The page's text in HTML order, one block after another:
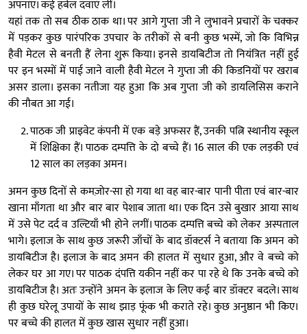
अपनाए। कई हर्बल दवाएं लीं।
यहां तक तो सब ठीक ठाक था। पर आगे गुप्ता जी ने लुभावने प्रचारों के चक्कर
में पड़कर कुछ पारंपरिक उपचार के तरीकों से बनी कुछ भस्में, जो कि विभिन्न
हैवी मेटल से बनती हैं लेना शुरू किया। इनसे डायबिटीज तो नियंत्रित नहीं हुई
पर इन भस्मों में पाई जाने वाली हैवी मेटल ने गुप्ता जी की किडनियों पर खराब
असर डाला। इसका नतीजा यह हुआ कि अब गुप्ता जी को डायलिसिस कराने
की नौबत आ गई।
पाठक जी प्राइवेट कंपनी में एक बड़े अफसर हैं, उनकी पत्नि स्थानीय स्कूल
में शिक्षिका हैं। पाठक दम्पत्ति के दो बच्चे हैं। 16 साल की एक लड़की एवं
12 साल का लड़का अमन।
अमन कुछ दिनों से कमज़ोर-सा हो गया था वह बार-बार पानी पीता एवं बार-बार
खाना माँगता था और बार बार पेशाब जाता था। एक दिन उसे बुखार आया साथ
में उसे पेट दर्द व उल्टियाँ भी होने लगीं। पाठक दम्पत्ति बच्चे को लेकर अस्पताल
भागे। इलाज के साथ कुछ जरूरी जाँचों के बाद डॉक्टर्स ने बताया कि अमन को
डायबिटीज है। इलाज के बाद अमन की हालत में सुधार हुआ, और वे बच्चे को
लेकर घर आ गए। पर पाठक दंपत्ति यकीन नहीं कर पा रहे थे कि उनके बच्चे को
डायबिटीज है। अतः उन्होंने अमन के इलाज के लिए कई बार डॉक्टर बदले। साथ
ही कुछ घरेलू उपायों के साथ झाड़ फूंक भी कराते रहे। कुछ अनुष्ठान भी किए।
पर बच्चे की हालत में कुछ खास सुधार नहीं हुआ।